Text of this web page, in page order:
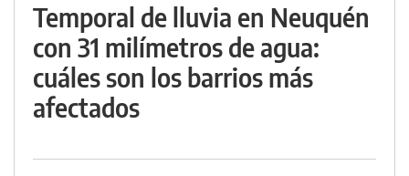
Temporal de lluvia en Neuquén
con 31 milímetros de agua:
cuáles son los barrios más
afectados